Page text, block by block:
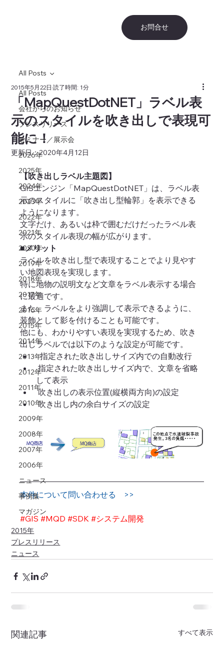
お問合せ
All Posts
会社からのお知らせ
プレスリリース
セミナー／展示会
2026年
2025年
2024年
2023年
2022年
2021年
2020年
2019年
2018年
2017年
2016年
2015年
2014年
2013年
2012年
2011年
2010年
2009年
2008年
2007年
2006年
ニュース
事例集
マガジン
All Posts
「MapQuestDotNET」ラベル表
示のスタイルを吹き出しで表現可
能に！
2015年5月22日読了時間: 1分
更新日：2020年4月12日
【吹き出しラベル主題図】
GISエンジン「MapQuestDotNET」は、ラベル表
示のスタイルに「吹き出し型輪郭」を表示できる
ようになります。
文字だけ、あるいは枠で囲むだけだったラベル表
示のスタイル表現の幅が広がります。
■メリット
ラベルを吹き出し型で表現することでより見やす
い地図表現を実現します。
特に地物の説明文など文章をラベル表示する場合
に最適です。
また、ラベルをより強調して表示できるように、
装飾として影を付けることも可能です。
他にも、わかりやすい表現を実現するため、吹き
出しラベルでは以下のような設定が可能です。
  指定された吹き出しサイズ内での自動改行
指定された吹き出しサイズ内で、文章を省略
して表示
吹き出しの表示位置(縦横両方向)の設定
吹き出し内の余白サイズの設定
本件について問い合わせる　>>
#GIS #MQD #SDK #システム開発
2015年
プレスリリース
ニュース
関連記事 すべて表示